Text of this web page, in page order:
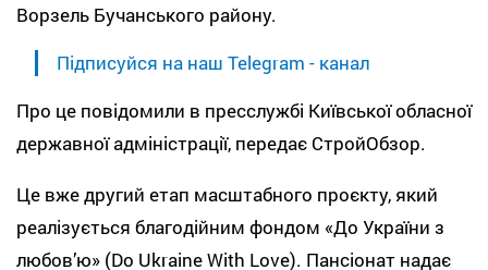
Ворзель Бучанського району.
Підписуйся на наш Telegram - канал
Про це повідомили в пресслужбі Київської обласної
державної адміністрації, передає СтройОбзор.
Це вже другий етап масштабного проєкту, який
реалізується благодійним фондом «До України з
любов’ю» (Do Ukraine With Love). Пансіонат надає